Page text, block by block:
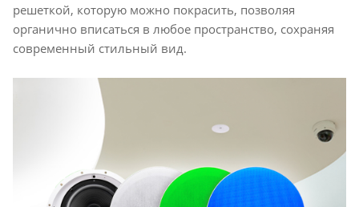
решеткой, которую можно покрасить, позволяя
органично вписаться в любое пространство, сохраняя
современный стильный вид.